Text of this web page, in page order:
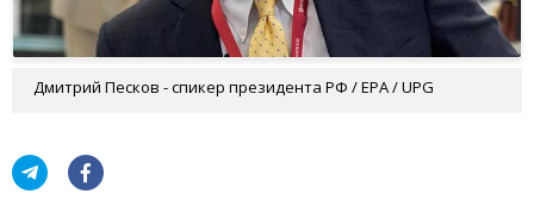
Дмитрий Песков - спикер президента РФ / EPA / UPG